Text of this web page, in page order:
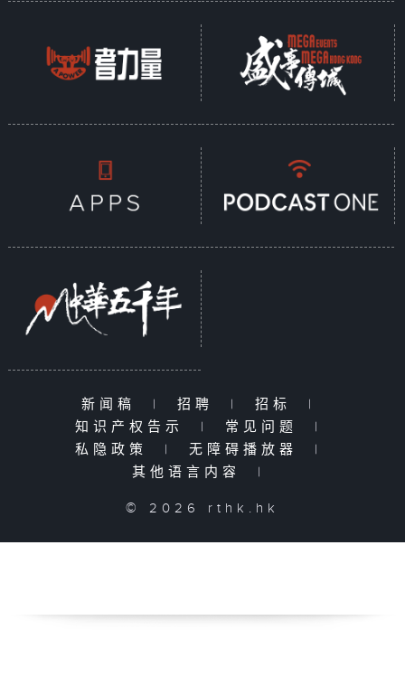
新闻稿 | 招聘 | 招标
|
知识产权告示
| 常见问题
|
私隐政策
| 无障碍播放器
|
其他语言内容
|
© 2026 rthk.hk